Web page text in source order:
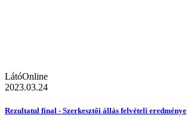
LátóOnline
2023.03.24
Rezultatul final - Szerkesztői állás felvételi eredménye